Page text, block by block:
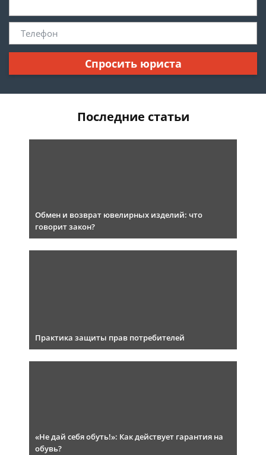
Спросить юриста
Последние статьи
Обмен и возврат ювелирных изделий: что
говорит закон?
Практика защиты прав потребителей
«Не дай себя обуть!»: Как действует гарантия на
обувь?